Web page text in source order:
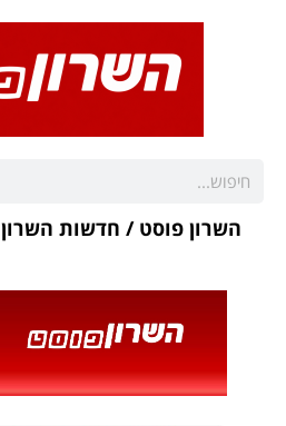
השרון פוסט / חדשות השרון